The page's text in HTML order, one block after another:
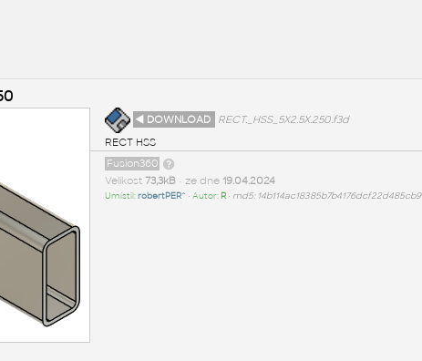
◄ DOWNLOAD
RECT._HSS_5X2.5X.250.f3d
RECT HSS
Fusion360
Velikost 73,3kB• ze dne 19.04.2024
Umístil:robertPER^ • Autor: R• md5: 14b114ac18385b7b4176dcf22d485cb9